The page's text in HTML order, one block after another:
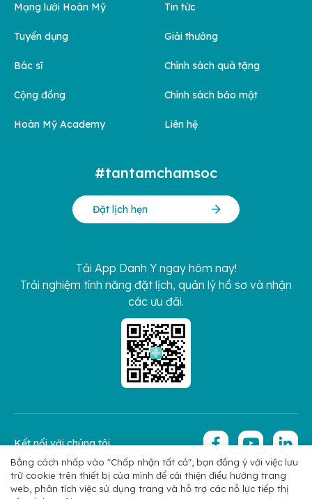
Mạng lưới Hoàn Mỹ
Tuyển dụng
Bác sĩ
Cộng đồng
Hoàn Mỹ Academy
Tin tức
Giải thưởng
Chính sách quà tặng
Chính sách bảo mật
Liên hệ
#tantamchamsoc
Đặt lịch hẹn
Tải App Danh Y ngay hôm nay!
Trải nghiệm tính năng đặt lịch, quản lý hồ sơ và nhận
các ưu đãi.
Chính sách bảo mật Copyright 2026 © Hoan My Corporation
Kết nối với chúng tôi
Bằng cách nhấp vào "Chấp nhận tất cả", bạn đồng ý với việc lưu
trữ cookie trên thiết bị của mình để cải thiện điều hướng trang
web, phân tích việc sử dụng trang và hỗ trợ các nỗ lực tiếp thị